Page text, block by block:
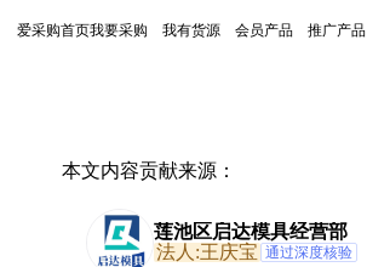
爱采购首页我要采购 我有货源 会员产品 推广产品
本文内容贡献来源：
莲池区启达模具经营部
法人:王庆宝 通过深度核验